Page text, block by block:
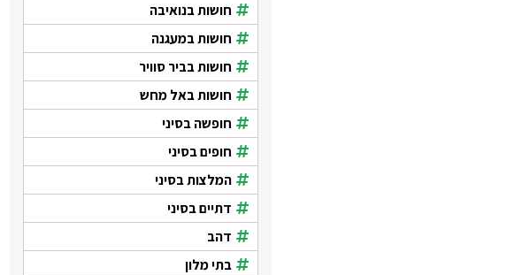
חושות בנואיבה
חושות במעגנה
חושות בביר סוויר
חושות באל מחש
חופשה בסיני
חופים בסיני
המלצות בסיני
דתיים בסיני
דהב
בתי מלון